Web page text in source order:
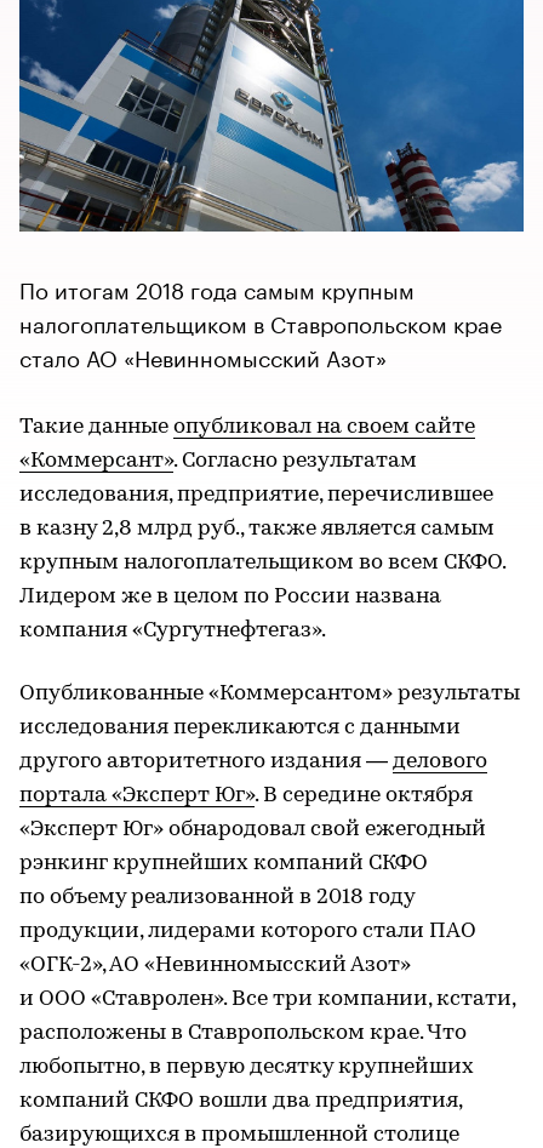
По итогам 2018 года самым крупным
налогоплательщиком в Ставропольском крае
стало АО «Невинномысский Азот»
Такие данные опубликовал на своем сайте
«Коммерсант». Согласно результатам
исследования, предприятие, перечислившее
в казну 2,8 млрд руб., также является самым
крупным налогоплательщиком во всем СКФО.
Лидером же в целом по России названа
компания «Сургутнефтегаз».
Опубликованные «Коммерсантом» результаты
исследования перекликаются с данными
другого авторитетного издания — делового
портала «Эксперт Юг». В середине октября
«Эксперт Юг» обнародовал свой ежегодный
рэнкинг крупнейших компаний СКФО
по объему реализованной в 2018 году
продукции, лидерами которого стали ПАО
«ОГК-2», АО «Невинномысский Азот»
и ООО «Ставролен». Все три компании, кстати,
расположены в Ставропольском крае. Что
любопытно, в первую десятку крупнейших
компаний СКФО вошли два предприятия,
базирующихся в промышленной столице